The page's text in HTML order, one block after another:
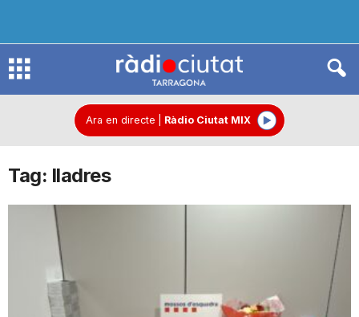
R
d
Ara en directe Ràdio Ciutat MIX
Tag: lladres